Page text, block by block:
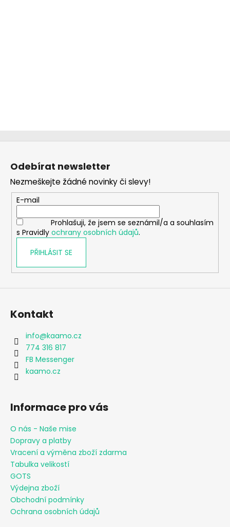
Z
Odebírat newsletter
Nezmeškejte žádné novinky či slevy!
E-mail
Prohlašuji, že jsem se seznámil/a a souhlasím
s Pravidly ochrany osobních údajů.
PŘIHLÁSIT SE
Kontakt
info@kaamo.cz
774 316 817
FB Messenger
kaamo.cz
Informace pro vás
O nás - Naše mise
Dopravy a platby
Vracení a výměna zboží zdarma
Tabulka velikostí
GOTS
Výdejna zboží
Obchodní podmínky
Ochrana osobních údajů